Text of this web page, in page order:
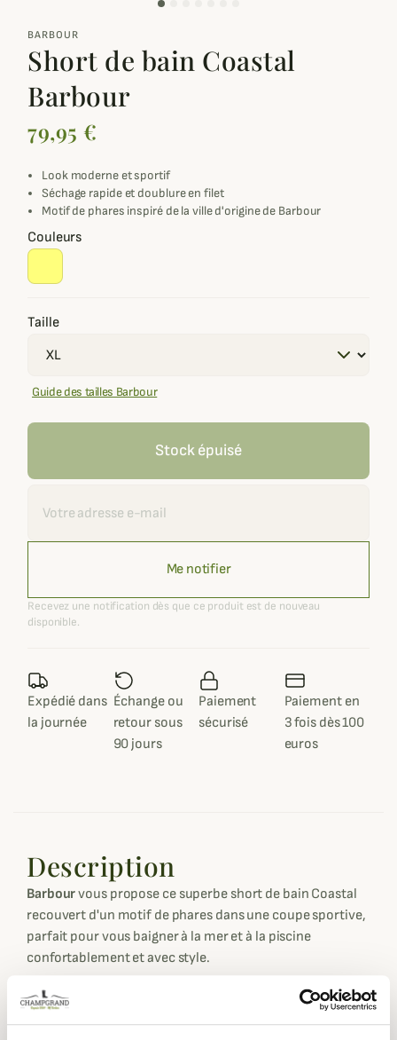
BARBOUR
Short de bain Coastal
Barbour
79,95 €
Look moderne et sportif
Séchage rapide et doublure en filet
Motif de phares inspiré de la ville d'origine de Barbour
Couleurs
Taille
Guide des tailles Barbour
Stock épuisé
Me notifier
Recevez une notification dès que ce produit est de nouveau
disponible.
Expédié dans
la journée
Échange ou
retour sous
90 jours
Paiement
sécurisé
Paiement en
3 fois dès 100
euros
Description
Barbourvous propose ce superbe short de bain Coastal
recouvert d'un motif de phares dans une coupe sportive,
parfait pour vous baigner à la mer et à la piscine
confortablement et avec style.
Ce short de bain Coastal est réalisé dans un tissu à
séchage très rapide, pratique après la baignade. Vous
retrouverez de nombreux phares qui sont un clin d'œil à